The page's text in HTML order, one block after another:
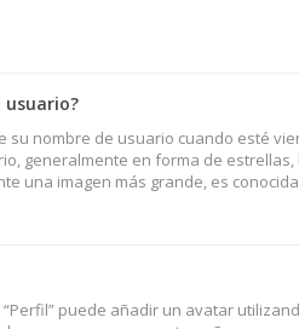
nombre de usuario cuando esté
generalmente en forma de
una imagen más grande, es
puede añadir un avatar